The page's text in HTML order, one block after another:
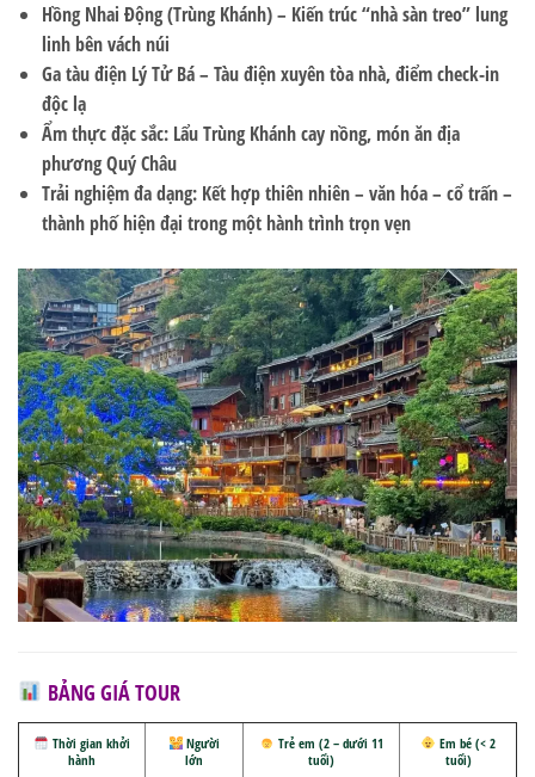
Hồng Nhai Động (Trùng Khánh)– Kiến trúc “nhà sàn treo” lung
linh bên vách núi
Ga tàu điện Lý Tử Bá– Tàu điện xuyên tòa nhà, điểm check-in
độc lạ
Ẩm thực đặc sắc: Lẩu Trùng Khánh cay nồng, món ăn địa
phương Quý Châu
Trải nghiệm đa dạng: Kết hợp thiên nhiên – văn hóa – cổ trấn –
thành phố hiện đại trong một hành trình trọn vẹn
BẢNG GIÁ TOUR
Thời gian khởi
hành
Người
lớn
Trẻ em (2 – dưới 11
tuổi)
Em bé (< 2
tuổi)